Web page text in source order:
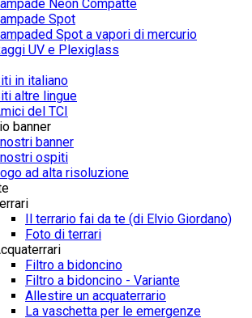
Neon Compatte
Spot
Spot a vapori di mercurio
UV e Plexiglass
in italiano
altre lingue
del TCI
banner
banner
ospiti
ad alta risoluzione
Il terrario fai da te (di Elvio Giordano)
Foto di terrari
Filtro a bidoncino
Filtro a bidoncino - Variante
Allestire un acquaterrario
La vaschetta per le emergenze